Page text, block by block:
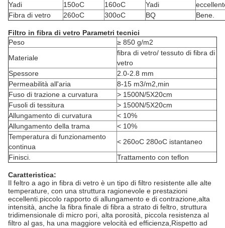
Yadi
150oC 160oC Yadi
Fibra di vetro
260oC 300oC BQ Bene.
Filtro in fibra di vetro Parametri tecnici
Peso
≥ 850 g/m2
Materiale
fibra di vetro/ tessuto di fibra di
vetro
Spessore
2.0-2.8 mm
Permeabilità all'aria
8-15 m3/m2,min
Fuso di trazione a curvatura
> 1500N/5X20cm
Fusoli di tessitura
> 1500N/5X20cm
Allungamento di curvatura
< 10%
Allungamento della trama
< 10%
Temperatura di funzionamento
continua
< 260oC 280oC istantaneo
Finisci.
Trattamento con teflon
Caratteristica:
Il feltro a ago in fibra di vetro è un tipo di filtro resistente alle alte
temperature, con una struttura ragionevole e prestazioni
eccellenti.piccolo rapporto di allungamento e di contrazione,alta
intensità, anche la fibra finale di fibra a strato di feltro, struttura
tridimensionale di micro pori, alta porosità, piccola resistenza al
filtro al gas, ha una maggiore velocità ed efficienza,Rispetto ad